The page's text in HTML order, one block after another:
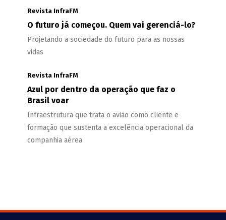
Revista InfraFM
O futuro já começou. Quem vai gerenciá-lo?
Projetando a sociedade do futuro para as nossas
vidas
Revista InfraFM
Azul por dentro da operação que faz o
Brasil voar
Infraestrutura que trata o avião como cliente e
formação que sustenta a excelência operacional da
companhia aérea